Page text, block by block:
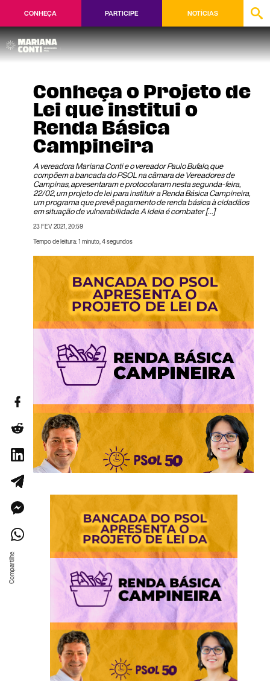
CONHEÇA PARTICIPE NOTÍCIAS
Conheça o Projeto de
Lei que institui o
Renda Básica
Campineira
A vereadora Mariana Conti e o vereador Paulo Bufalo, que
compõem a bancada do PSOL na câmara de Vereadores de
Campinas, apresentaram e protocolaram nesta segunda-feira,
22/02, um projeto de lei para instituir a Renda Básica Campineira,
um programa que prevê pagamento de renda básica à cidadãos
em situação de vulnerabilidade. A ideia é combater […]
23 FEV 2021, 20:59
Tempo de leitura: 1 minuto, 4 segundos